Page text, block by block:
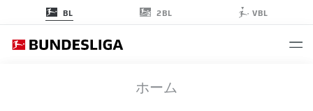
BL 2BL VBL
ホーム
BMG VFB